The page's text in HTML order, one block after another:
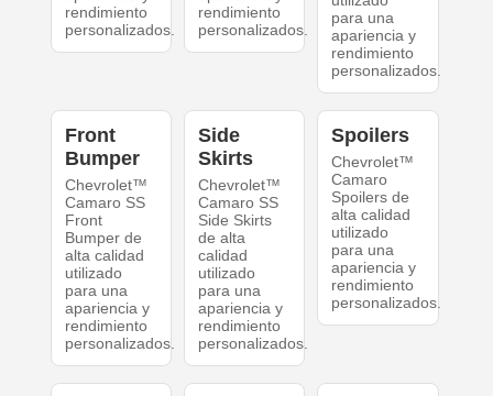
rendimiento
personalizados.
rendimiento
personalizados.
para una
apariencia y
rendimiento
personalizados.
Front
Bumper
Chevrolet™
Camaro SS
Front
Bumper de
alta calidad
utilizado
para una
apariencia y
rendimiento
personalizados.
Side
Skirts
Chevrolet™
Camaro SS
Side Skirts
de alta
calidad
utilizado
para una
apariencia y
rendimiento
personalizados.
Spoilers
Chevrolet™
Camaro
Spoilers de
alta calidad
utilizado
para una
apariencia y
rendimiento
personalizados.